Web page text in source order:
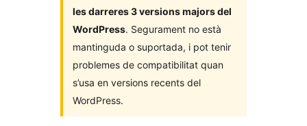
les darreres 3 versions majors del
WordPress. Segurament no està
mantinguda o suportada, i pot tenir
problemes de compatibilitat quan
s’usa en versions recents del
WordPress.